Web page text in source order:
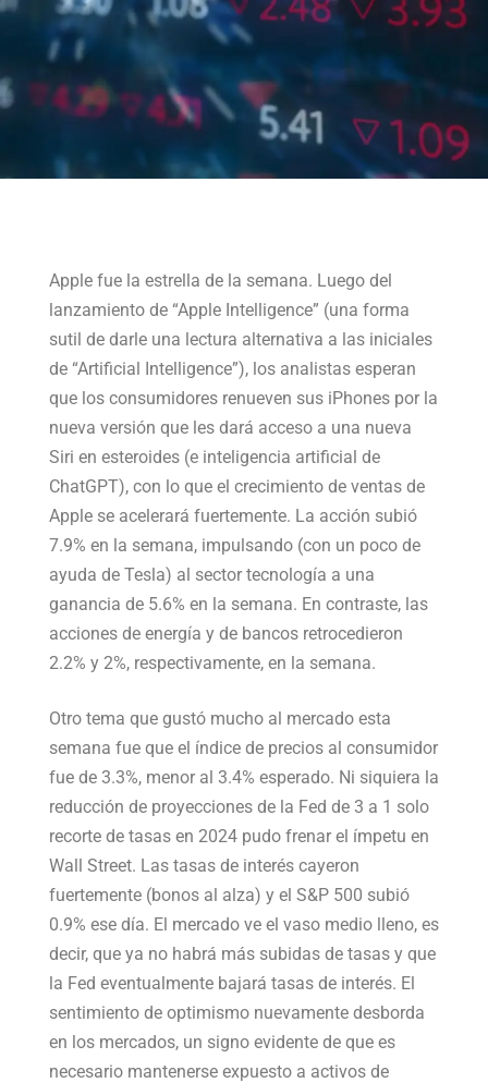
Apple fue la estrella de la semana. Luego del
lanzamiento de “Apple Intelligence” (una forma
sutil de darle una lectura alternativa a las iniciales
de “Artificial Intelligence”), los analistas esperan
que los consumidores renueven sus iPhones por la
nueva versión que les dará acceso a una nueva
Siri en esteroides (e inteligencia artificial de
ChatGPT), con lo que el crecimiento de ventas de
Apple se acelerará fuertemente. La acción subió
7.9% en la semana, impulsando (con un poco de
ayuda de Tesla) al sector tecnología a una
ganancia de 5.6% en la semana. En contraste, las
acciones de energía y de bancos retrocedieron
2.2% y 2%, respectivamente, en la semana.
Otro tema que gustó mucho al mercado esta
semana fue que el índice de precios al consumidor
fue de 3.3%, menor al 3.4% esperado. Ni siquiera la
reducción de proyecciones de la Fed de 3 a 1 solo
recorte de tasas en 2024 pudo frenar el ímpetu en
Wall Street. Las tasas de interés cayeron
fuertemente (bonos al alza) y el S&P 500 subió
0.9% ese día. El mercado ve el vaso medio lleno, es
decir, que ya no habrá más subidas de tasas y que
la Fed eventualmente bajará tasas de interés. El
sentimiento de optimismo nuevamente desborda
en los mercados, un signo evidente de que es
necesario mantenerse expuesto a activos de